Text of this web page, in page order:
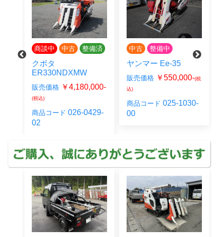
商談中 中古 整備済
クボタ
ER330NDXMW
販売価格 ￥4,180,000-
(税込)
商品コード 026-0429-
02
中古 整備中
ヤンマー Ee-35
販売価格 ￥550,000-(税
込)
商品コード 025-1030-
00